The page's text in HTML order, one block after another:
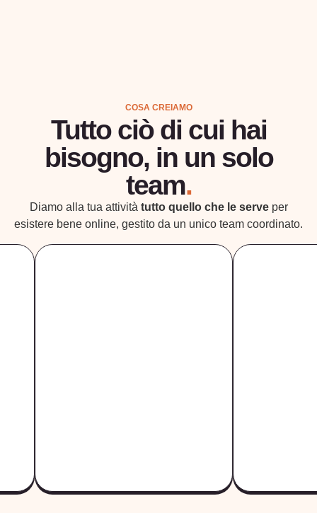
COSA CREIAMO
Tutto ciò di cui hai
bisogno, in un solo
team.
Diamo alla tua attività tutto quello che le serveper
esistere bene online, gestito da un unico team coordinato.